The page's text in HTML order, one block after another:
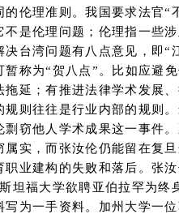
的伦理准则。我国要求法官“
不是伦理问题；伦理指一些
决台湾问题有八点意见，即“
暂称为“贺八点”。比如应避
拖延；有推进法律学术发展
规则往往是行业内部的规则
剽窃他人学术成果这一事件
属实，而张汝伦仍能留在复
职业建构的失败和落后。张
坦福大学欲聘亚伯拉罕为终
写为一手资料。加州大学一